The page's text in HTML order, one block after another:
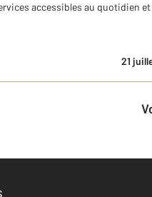
accessibles au quotidien
21